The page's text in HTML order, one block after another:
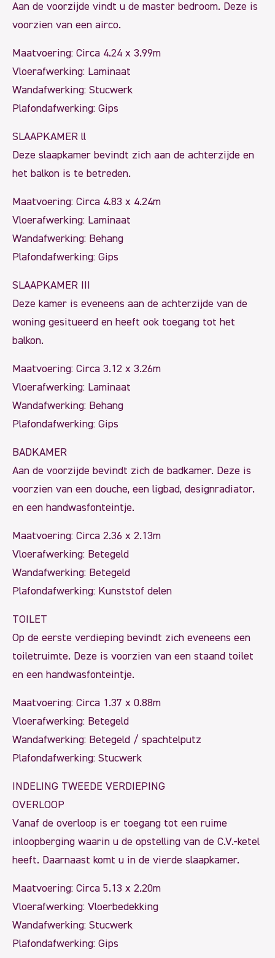
Aan de voorzijde vindt u de master bedroom. Deze is
voorzien van een airco.
Maatvoering: Circa 4.24 x 3.99m
Vloerafwerking: Laminaat
Wandafwerking: Stucwerk
Plafondafwerking: Gips
SLAAPKAMER ll
Deze slaapkamer bevindt zich aan de achterzijde en
het balkon is te betreden.
Maatvoering: Circa 4.83 x 4.24m
Vloerafwerking: Laminaat
Wandafwerking: Behang
Plafondafwerking: Gips
SLAAPKAMER III
Deze kamer is eveneens aan de achterzijde van de
woning gesitueerd en heeft ook toegang tot het
balkon.
Maatvoering: Circa 3.12 x 3.26m
Vloerafwerking: Laminaat
Wandafwerking: Behang
Plafondafwerking: Gips
BADKAMER
Aan de voorzijde bevindt zich de badkamer. Deze is
voorzien van een douche, een ligbad, designradiator.
en een handwasfonteintje.
Maatvoering: Circa 2.36 x 2.13m
Vloerafwerking: Betegeld
Wandafwerking: Betegeld
Plafondafwerking: Kunststof delen
TOILET
Op de eerste verdieping bevindt zich eveneens een
toiletruimte. Deze is voorzien van een staand toilet
en een handwasfonteintje.
Maatvoering: Circa 1.37 x 0.88m
Vloerafwerking: Betegeld
Wandafwerking: Betegeld / spachtelputz
Plafondafwerking: Stucwerk
INDELING TWEEDE VERDIEPING
OVERLOOP
Vanaf de overloop is er toegang tot een ruime
inloopberging waarin u de opstelling van de C.V.-ketel
heeft. Daarnaast komt u in de vierde slaapkamer.
Maatvoering: Circa 5.13 x 2.20m
Vloerafwerking: Vloerbedekking
Wandafwerking: Stucwerk
Plafondafwerking: Gips